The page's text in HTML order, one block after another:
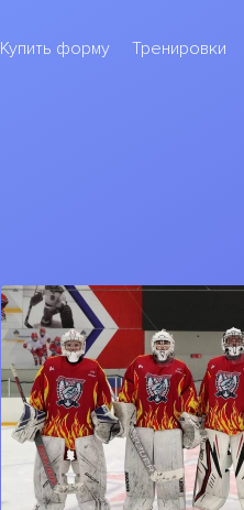
Купить форму(current)
Тренировки